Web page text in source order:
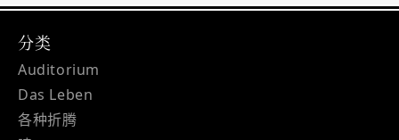
分类
Auditorium
Das Leben
各种折腾